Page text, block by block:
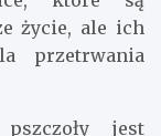
życie, ale ich
przetrwania
jest